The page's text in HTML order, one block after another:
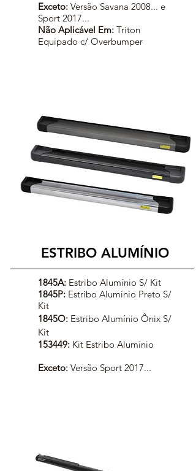
Exceto:Versão Savana 2008... e
Sport 2017...
Não Aplicável Em:Triton
Equipado c/ Overbumper
ESTRIBO ALUMÍNIO
1845A:Estribo Alumínio S/ Kit
1845P: Estribo Alumínio Preto S/
Kit
1845O:Estribo Alumínio Ônix S/
Kit
153449:Kit Estribo Alumínio
Exceto: Versão Sport 2017...